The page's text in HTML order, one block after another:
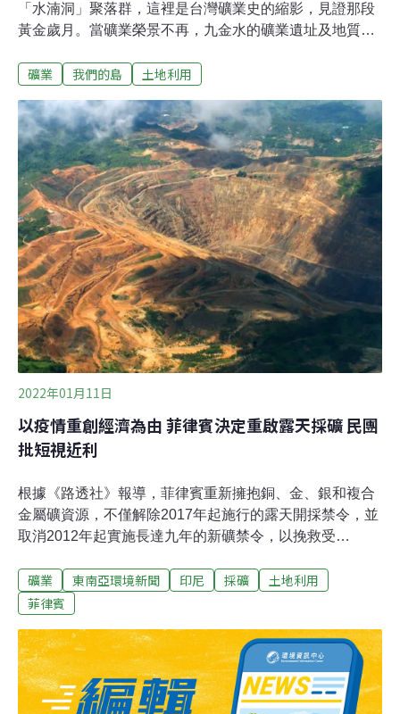
「水湳洞」聚落群，這裡是台灣礦業史的縮影，見證那段
黃金歲月。當礦業榮景不再，九金水的礦業遺址及地質環
面而來的，是價值上億新台幣的大金磚，遊客人人搶摸這
礦主要產區，在開採全盛的日治時期，甚至號稱「東亞第
一金都」。地質的形成100多萬年前，在九份和金瓜石地
區地底下，有炙熱的安山岩漿侵入，加熱地下水溶出金屬
離子，並使熱液順著斷層和破碎帶上升；另一方面，當熱
液遇到不透水層，容易發生熱水爆發作用，形成角礫岩礦
筒，兩種情況都伴隨礦化作用與金屬礦床誕生。來自九份
的黃克峻，目前任職於成功大學地科系實驗室。熱愛蒐集
礦物的他，不只把家裡直接變成標本展間，更不定期返
鄉，用「石頭老師」的身分，帶民眾走進戶外的大地博物
館。瑞芳區的「九份」、「金瓜石」和「水湳洞」聚落
群，
礦業 我們的島 土地利用
2022年01月11日
以疫情重創經濟為由 菲律賓決定重啟露天採礦 民團
批短視近利
根據《路透社》報導，菲律賓重新擁抱銅、金、銀和複合
金屬礦資源，不僅解除2017年起施行的露天開採禁令，並
取消2012年起實施長達九年的新礦禁令，以挽救受
該國政府「短視近利」、「誤將經濟發展置於優先順
位」。露天採礦、新礦場計畫雙雙解禁 菲民團批「短視近
資源部（Department of Environment and Natural
Resources, DENR）部長洛佩茲（Gina Lopez）之手，她
曾抨擊，菲國的礦業發展造成嚴重環境破壞，並在任內不
畏業者反對，推行多項打擊礦業的政策，獲得環保團體大
礦業 東南亞環境新聞 印尼 採礦
土地利用
菲律賓